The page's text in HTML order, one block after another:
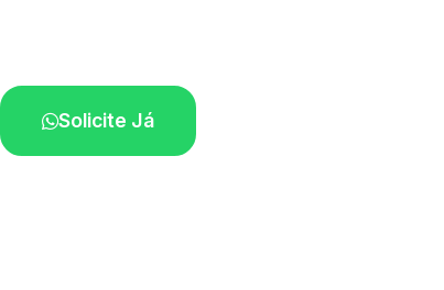
Solicite Já